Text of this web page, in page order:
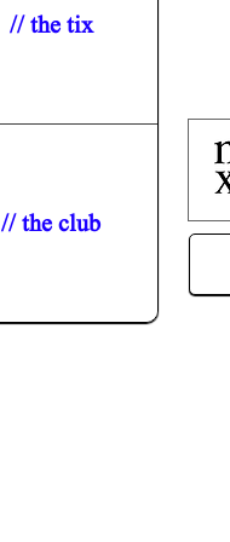
// the tix
// the club